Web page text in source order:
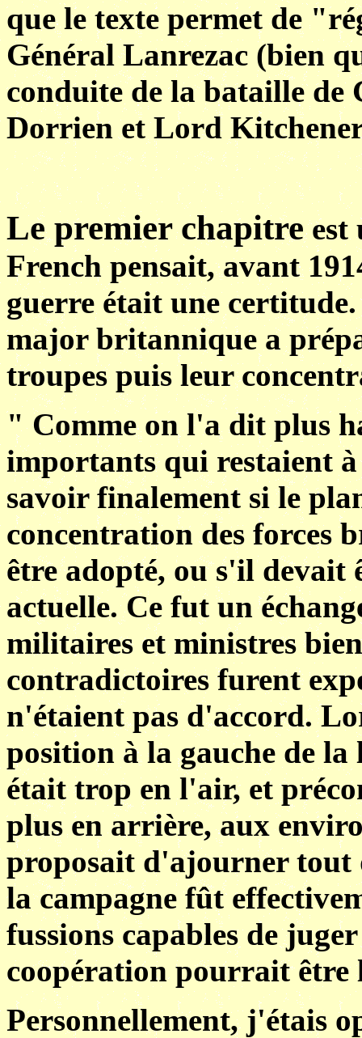
que le texte permet de
Général Lanrezac (bien
conduite de la bataille de
Dorrien et Lord
Le premier chapitreest
French pensait, avant
guerre était une
major britannique a
troupes puis leur
" Comme on l'a dit plus
importants qui restaient
savoir finalement si le
concentration des forces
être adopté, ou s'il
actuelle. Ce fut un
militaires et ministres
contradictoires furent
n'étaient pas d'accord.
position à la gauche de
était trop en l'air, et
plus en arrière, aux
proposait d'ajourner tout
la campagne fût
fussions capables de
coopération pourrait être
Personnellement, j'étais